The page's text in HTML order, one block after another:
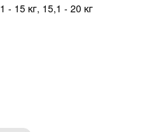
- 15 кг, 15,1 - 20 кг